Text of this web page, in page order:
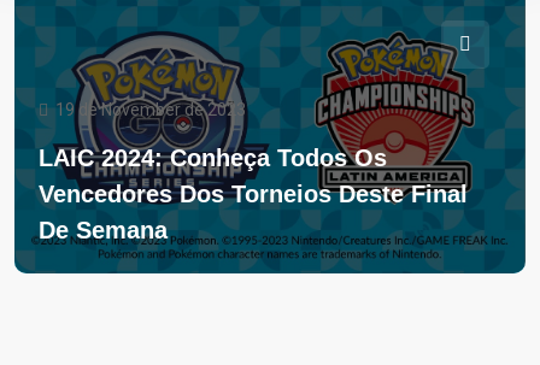
19 de November de 2023
LAIC 2024: Conheça Todos Os
Vencedores Dos Torneios Deste Final
De Semana